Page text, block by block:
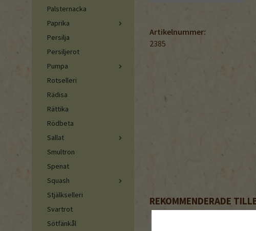
Palsternacka
Paprika
Persilja
Persiljerot
Pumpa
Rotselleri
Rädisa
Rättika
Rödbeta
Sallat
Smultron
Spenat
Squash
Stjälkselleri
Svartrot
Sötfänkål
Artikelnummer:
2385
REKOMMENDERADE